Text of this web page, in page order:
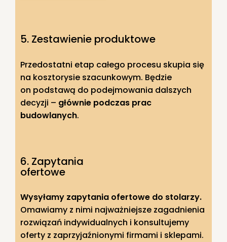
5. Zestawienie produktowe
Przedostatni etap całego procesu skupia się
na kosztorysie szacunkowym. Będzie
on podstawą do podejmowania dalszych
decyzji – głównie podczas prac
budowlanych.
6. Zapytania
ofertowe
Wysyłamy zapytania ofertowe do stolarzy.
Omawiamy z nimi najważniejsze zagadnienia
rozwiązań indywidualnych i konsultujemy
oferty z zaprzyjaźnionymi firmami i sklepami.